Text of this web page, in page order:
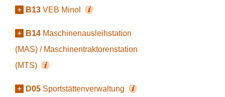
+ B13 VEB Minol
+ B14 Maschinenausleihstation
(MAS) / Maschinentraktorenstation
(MTS)
+ D05 Sportstättenverwaltung